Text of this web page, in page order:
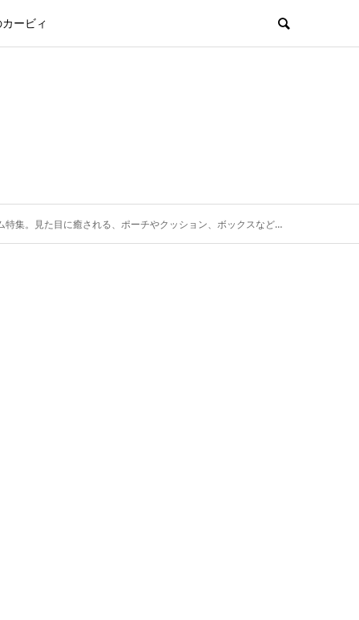
ービィ
集。見た目に癒される、ポーチやクッション、ボックスなど。